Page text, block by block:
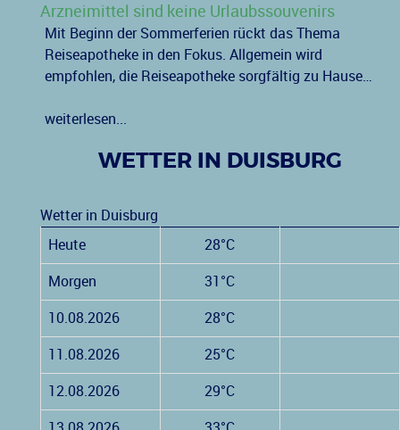
Arzneimittel sind keine Urlaubssouvenirs
Mit Beginn der Sommerferien rückt das Thema
Reiseapotheke in den Fokus. Allgemein wird
empfohlen, die Reiseapotheke sorgfältig zu Hause…
weiterlesen...
WETTER IN DUISBURG
Wetter in Duisburg
Heute
28°C
Morgen 31°C
10.08.2026 28°C
11.08.2026 25°C
12.08.2026 29°C